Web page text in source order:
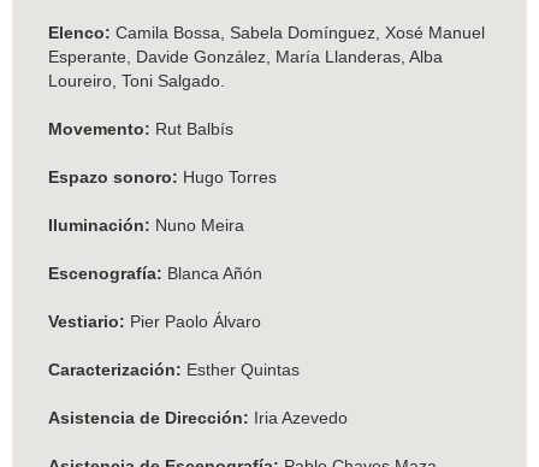
Elenco: Camila Bossa, Sabela Domínguez, Xosé Manuel
Esperante, Davide González, María Llanderas, Alba
Loureiro, Toni Salgado.
Movemento: Rut Balbís
Espazo sonoro: Hugo Torres
Iluminación: Nuno Meira
Escenografía: Blanca Añón
Vestiario: Pier Paolo Álvaro
Caracterización: Esther Quintas
Asistencia de Dirección: Iria Azevedo